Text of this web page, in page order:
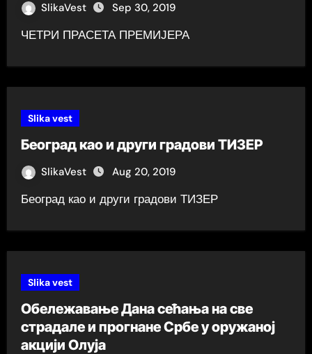
SlikaVest Sep 30, 2019
ЧЕТРИ ПРАСЕТА ПРЕМИЈЕРА
Slika vest
Београд као и други градови ТИЗЕР
SlikaVest Aug 20, 2019
Београд као и други градови ТИЗЕР
Slika vest
Обележавање Дана сећања на све
страдале и прогнане Србе у оружаној
акцији Олуја